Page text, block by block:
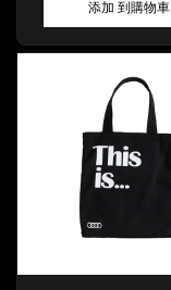
添加 到購物車